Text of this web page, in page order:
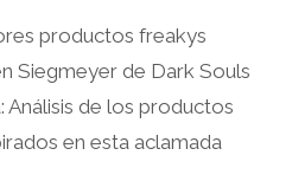
productos freakys
Siegmeyer de Dark Souls
Análisis de los productos
en esta aclamada